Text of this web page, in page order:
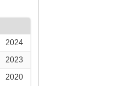
2024
2023
2020